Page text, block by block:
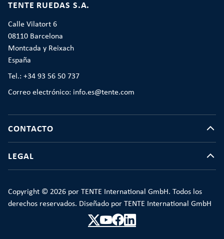
TENTE RUEDAS S.A.
Calle Vilatort 6
08110 Barcelona
Montcada y Reixach
España
Tel.: +34 93 56 50 737
Correo electrónico: info.es@tente.com
CONTACTO
LEGAL
Copyright © 2026 por TENTE International GmbH. Todos los
derechos reservados. Diseñado por TENTE International GmbH